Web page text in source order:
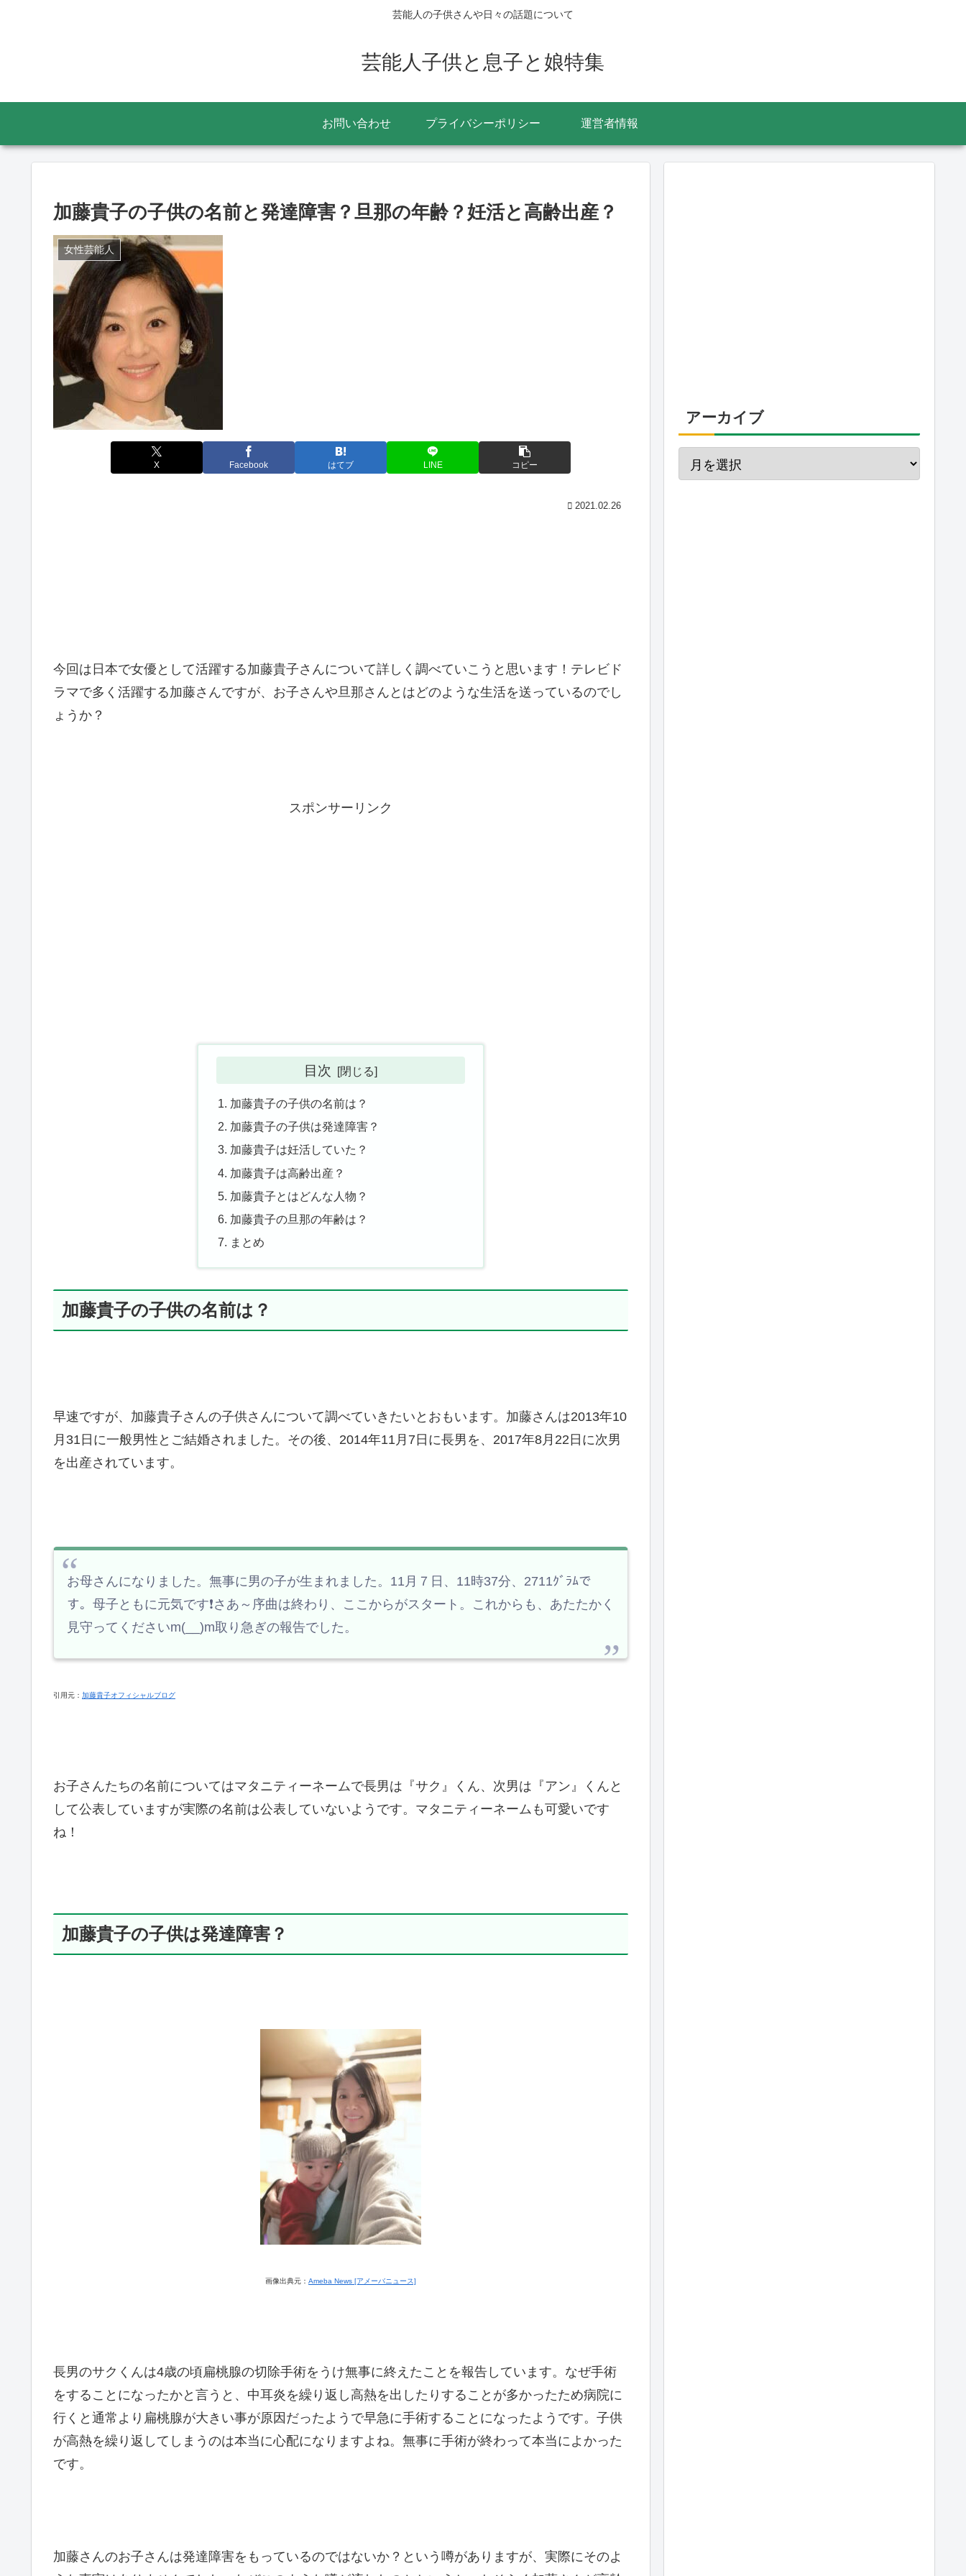
芸能人の子供さんや日々の話題について
芸能人子供と息子と娘特集
お問い合わせ プライバシーポリシー 運営者情報
加藤貴子の子供の名前と発達障害？旦那の年齢？妊活と高齢出産？
女性芸能人
X Facebook はてブ LINE コピー
2021.02.26
今回は日本で女優として活躍する加藤貴子さんについて詳しく調べていこうと思います！テレビド
ラマで多く活躍する加藤さんですが、お子さんや旦那さんとはどのような生活を送っているのでし
ょうか？
スポンサーリンク
目次
加藤貴子の子供の名前は？
加藤貴子の子供は発達障害？
加藤貴子は妊活していた？
加藤貴子は高齢出産？
加藤貴子とはどんな人物？
加藤貴子の旦那の年齢は？
まとめ
加藤貴子の子供の名前は？
早速ですが、加藤貴子さんの子供さんについて調べていきたいとおもいます。加藤さんは2013年10
月31日に一般男性とご結婚されました。その後、2014年11月7日に長男を、2017年8月22日に次男
を出産されています。
お母さんになりました。無事に男の子が生まれました。11月７日、11時37分、2711ｸﾞﾗﾑで
す。母子ともに元気です❗さあ～序曲は終わり、ここからがスタート。これからも、あたたかく
見守ってくださいm(__)m取り急ぎの報告でした。
引用元： 加藤貴子オフィシャルブログ
お子さんたちの名前についてはマタニティーネームで長男は『サク』くん、次男は『アン』くんと
して公表していますが実際の名前は公表していないようです。マタニティーネームも可愛いです
ね！
加藤貴子の子供は発達障害？
画像出典元： Ameba News [アメーバニュース]
長男のサクくんは4歳の頃扁桃腺の切除手術をうけ無事に終えたことを報告しています。なぜ手術
をすることになったかと言うと、中耳炎を繰り返し高熱を出したりすることが多かったため病院に
行くと通常より扁桃腺が大きい事が原因だったようで早急に手術することになったようです。子供
が高熱を繰り返してしまうのは本当に心配になりますよね。無事に手術が終わって本当によかった
です。
加藤さんのお子さんは発達障害をもっているのではないか？という噂がありますが、実際にそのよ
アーカイブ